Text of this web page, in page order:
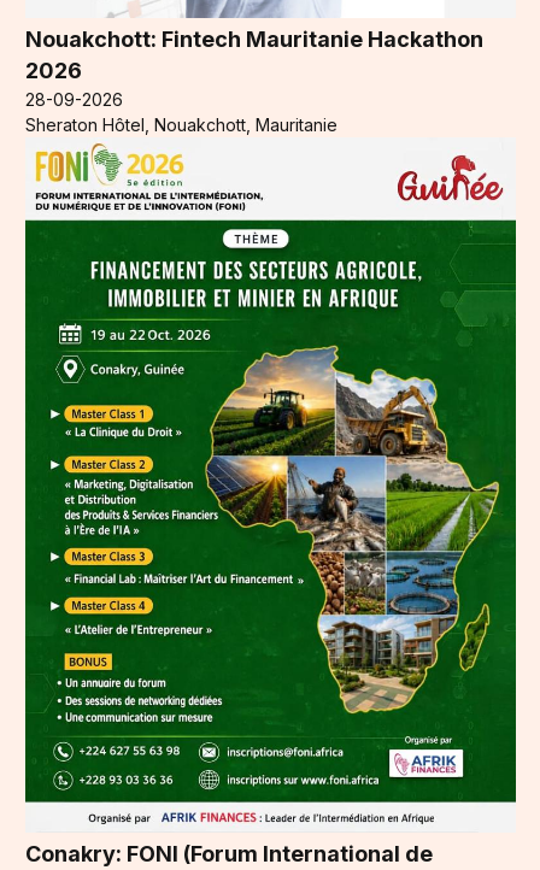
Nouakchott: Fintech Mauritanie Hackathon
2026
28-09-2026
Sheraton Hôtel, Nouakchott, Mauritanie
Conakry: FONI (Forum International de